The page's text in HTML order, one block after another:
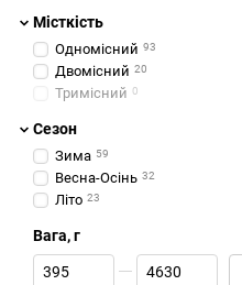
Місткість
Одномісний 93
Двомісний 20
Тримісний 0
Сезон
Зима 59
Весна-Осінь 32
Літо 23
Вага, г
Від Вага, г
До Вага, г